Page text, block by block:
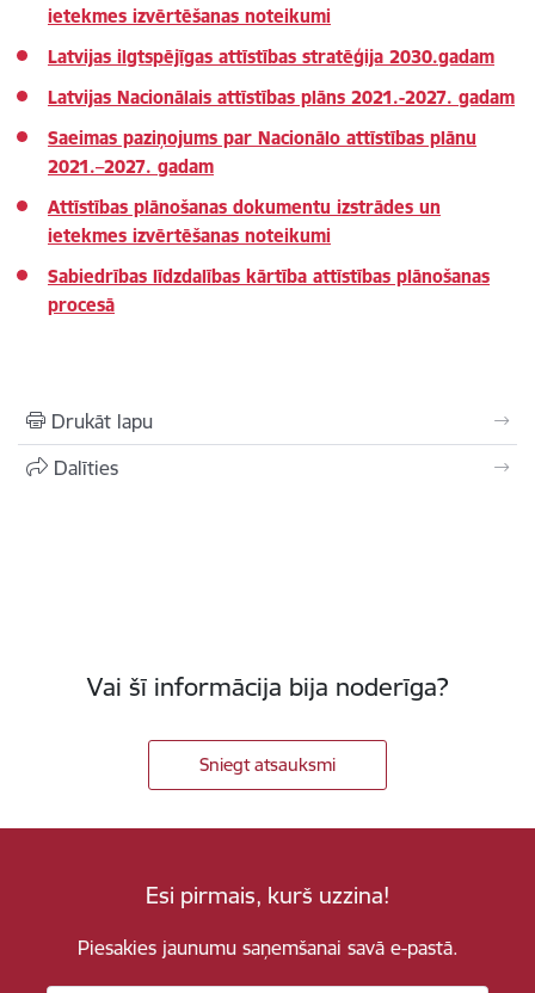
ietekmes izvērtēšanas noteikumi
Latvijas ilgtspējīgas attīstības stratēģija 2030.gadam
Latvijas Nacionālais attīstības plāns 2021.-2027. gadam
Saeimas paziņojums par Nacionālo attīstības plānu
2021.–2027. gadam
Attīstības plānošanas dokumentu izstrādes un
ietekmes izvērtēšanas noteikumi
Sabiedrības līdzdalības kārtība attīstības plānošanas
procesā
Drukāt lapu
Dalīties
Vai šī informācija bija noderīga?
Sniegt atsauksmi
Esi pirmais, kurš uzzina!
Piesakies jaunumu saņemšanai savā e-pastā.